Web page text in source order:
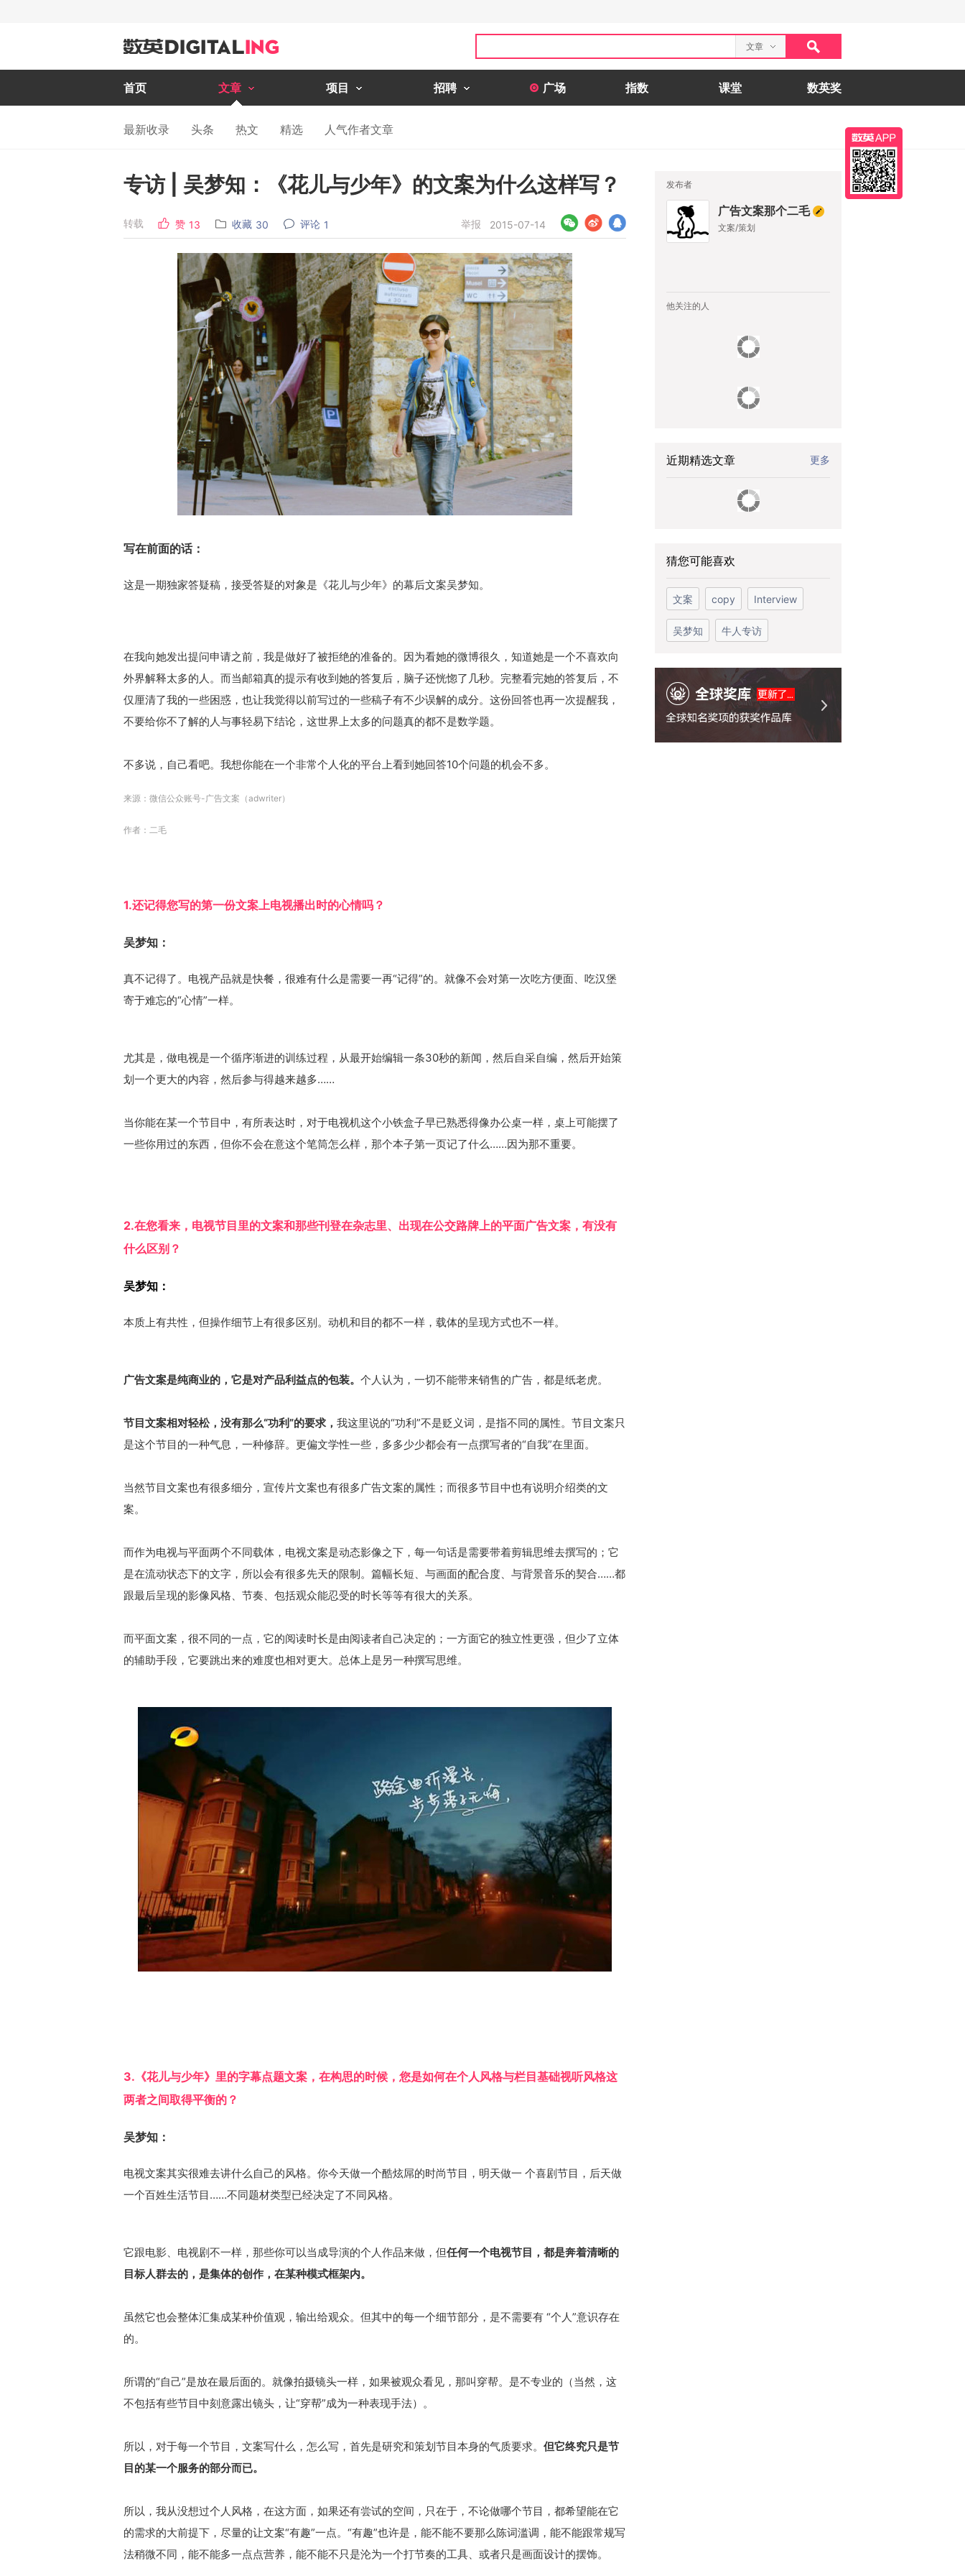
文章
首页 文章 项目 招聘 广场 指数 课堂 数英奖
最新收录 头条 热文 精选 人气作者文章
专访 | 吴梦知：《花儿与少年》的文案为什么这样写？
转载 赞 13 收藏 30 评论 1 举报 2015-07-14
写在前面的话：
这是一期独家答疑稿，接受答疑的对象是《花儿与少年》的幕后文案吴梦知。
在我向她发出提问申请之前，我是做好了被拒绝的准备的。因为看她的微博很久，知道她是一个不喜欢向
外界解释太多的人。而当邮箱真的提示有收到她的答复后，脑子还恍惚了几秒。完整看完她的答复后，不
仅厘清了我的一些困惑，也让我觉得以前写过的一些稿子有不少误解的成分。这份回答也再一次提醒我，
不要给你不了解的人与事轻易下结论，这世界上太多的问题真的都不是数学题。
不多说，自己看吧。我想你能在一个非常个人化的平台上看到她回答10个问题的机会不多。
来源： 微信公众账号-广告文案 （adwriter）
作者：二毛
1.还记得您写的第一份文案上电视播出时的心情吗？
吴梦知：
真不记得了。电视产品就是快餐，很难有什么是需要一再“记得”的。就像不会对第一次吃方便面、吃汉堡
寄于难忘的“心情”一样。
尤其是，做电视是一个循序渐进的训练过程，从最开始编辑一条30秒的新闻，然后自采自编，然后开始策
划一个更大的内容，然后参与得越来越多……
当你能在某一个节目中，有所表达时，对于电视机这个小铁盒子早已熟悉得像办公桌一样，桌上可能摆了
一些你用过的东西，但你不会在意这个笔筒怎么样，那个本子第一页记了什么……因为那不重要。
2.在您看来，电视节目里的文案和那些刊登在杂志里、出现在公交路牌上的平面广告文案，有没有
什么区别？
吴梦知：
本质上有共性，但操作细节上有很多区别。动机和目的都不一样，载体的呈现方式也不一样。
广告文案是纯商业的，它是对产品利益点的包装。 个人认为，一切不能带来销售的广告，都是纸老虎。
节目文案相对轻松，没有那么“功利”的要求， 我这里说的“功利”不是贬义词，是指不同的属性。节目文案只
是这个节目的一种气息，一种修辞。更偏文学性一些，多多少少都会有一点撰写者的“自我”在里面。
当然节目文案也有很多细分，宣传片文案也有很多广告文案的属性；而很多节目中也有说明介绍类的文
案。
而作为电视与平面两个不同载体，电视文案是动态影像之下，每一句话是需要带着剪辑思维去撰写的；它
是在流动状态下的文字，所以会有很多先天的限制。篇幅长短、与画面的配合度、与背景音乐的契合……都
跟最后呈现的影像风格、节奏、包括观众能忍受的时长等等有很大的关系。
而平面文案，很不同的一点，它的阅读时长是由阅读者自己决定的；一方面它的独立性更强，但少了立体
的辅助手段，它要跳出来的难度也相对更大。总体上是另一种撰写思维。
3.《花儿与少年》里的字幕点题文案，在构思的时候，您是如何在个人风格与栏目基础视听风格这
两者之间取得平衡的？
吴梦知：
电视文案其实很难去讲什么自己的风格。你今天做一个酷炫屌的时尚节目，明天做一 个喜剧节目，后天做
一个百姓生活节目……不同题材类型已经决定了不同风格。
它跟电影、电视剧不一样，那些你可以当成导演的个人作品来做，但任何一个电视节目，都是奔着清晰的
目标人群去的，是集体的创作，在某种模式框架内。
虽然它也会整体汇集成某种价值观，输出给观众。但其中的每一个细节部分，是不需要有 “个人”意识存在
的。
所谓的“自己”是放在最后面的。就像拍摄镜头一样，如果被观众看见，那叫穿帮。是不专业的（当然，这
不包括有些节目中刻意露出镜头，让“穿帮”成为一种表现手法）。
所以，对于每一个节目，文案写什么，怎么写，首先是研究和策划节目本身的气质要求。 但它终究只是节
目的某一个服务的部分而已。
所以，我从没想过个人风格，在这方面，如果还有尝试的空间，只在于，不论做哪个节目，都希望能在它
的需求的大前提下，尽量的让文案“有趣”一点。“有趣”也许是，能不能不要那么陈词滥调，能不能跟常规写
法稍微不同，能不能多一点点营养，能不能不只是沦为一个打节奏的工具、或者只是画面设计的摆饰。
发布者
广告文案那个二毛
文案/策划
他关注的人
近期精选文章 更多
猜您可能喜欢
文案 copy Interview
吴梦知 牛人专访